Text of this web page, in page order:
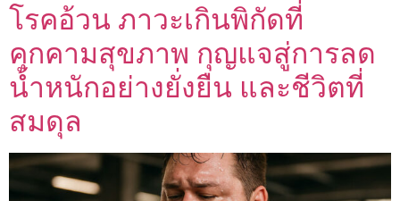
โรคอ้วน ภาวะเกินพิกัดที่
คุกคามสุขภาพ กุญแจสู่การลด
น้ำหนักอย่างยั่งยืน และชีวิตที่
สมดุล